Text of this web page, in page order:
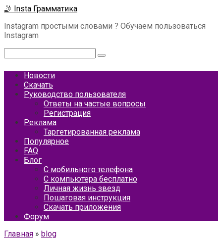
Перейти
контенту
🤳 Insta Грамматика
Instagram простыми словами ? Обучаем пользоваться
Instagram
Новости
Скачать
Руководство пользователя
Ответы на частые вопросы
Регистрация
Реклама
Таргетированная реклама
Популярное
FAQ
Блог
С мобильного телефона
С компьютера бесплатно
Личная жизнь звезд
Пошаговая инструкция
Скачать приложения
Форум
Главная » blog